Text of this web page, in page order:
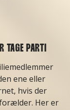
TAGE PARTI
ene eller
hvis der
Her er